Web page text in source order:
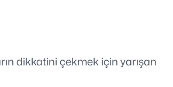
dikkatini çekmek için yarışan